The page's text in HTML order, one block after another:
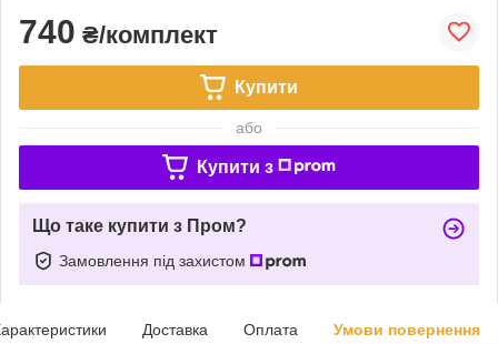
740 ₴/комплект
Купити
або
Купити з
Що таке купити з Пром?
Замовлення під захистом
Доставка Оплата Умови повернення